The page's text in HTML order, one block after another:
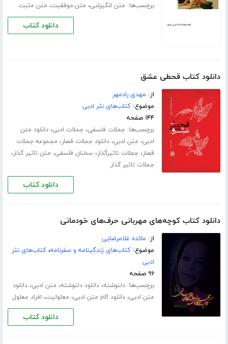
برچسب‌ها: متن انگیزشی، متن.موفقیت، متن مثبت
دانلود کتاب
دانلود کتاب قحطی عشق
از: مهدی رادمهر
موضوع:کتاب‌های نثر ادبی
۱۴۴ صفحه
برچسب‌ها: جملات فلسفی، جملات ادبی،دانلود متن
ادبی، متن ادبی،دانلود جملات قصار، مجموعه جملات
قصار، جملات تاثیرگذار، سخنان فلسفی، متن تاثیر گذار،
جملات تاثیر گذار
دانلود کتاب
دانلود کتاب کوچه‌های مهربانی حرف‌های خودمانی
از: مائده غلامرضایی
موضوع:کتاب‌های زندگینامه و سفرنامه،کتاب‌های نثر
ادبی
۹۶ صفحه
برچسب‌ها:دلنوشته،دانلود دلنوشته، متن ادبی،دانلود
متن ادبی،دانلود pdf متن ادبی ، معلولیت، افراد معلول
دانلود کتاب